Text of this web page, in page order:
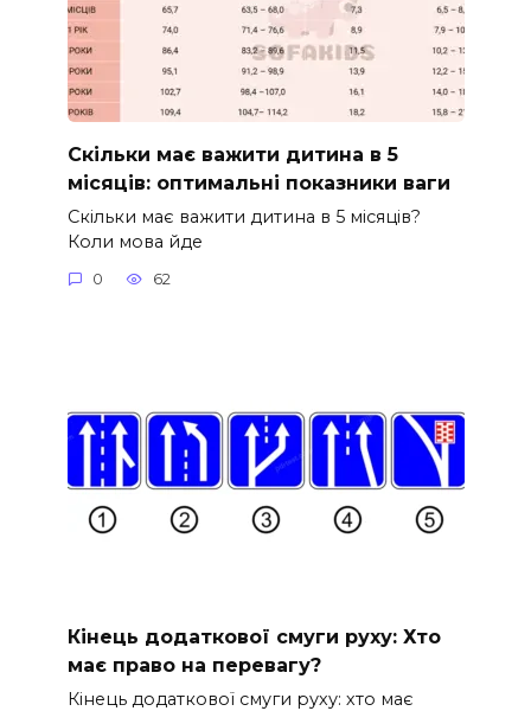
Скільки має важити дитина в 5
місяців: оптимальні показники ваги
Скільки має важити дитина в 5 місяців?
Коли мова йде
0 62
Кінець додаткової смуги руху: Хто
має право на перевагу?
Кінець додаткової смуги руху: хто має